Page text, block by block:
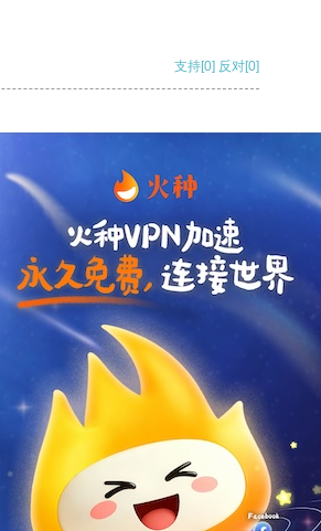
支持[0] 反对[0]
支持
支持[0] 反对[0]
支持[0] 反对[0]